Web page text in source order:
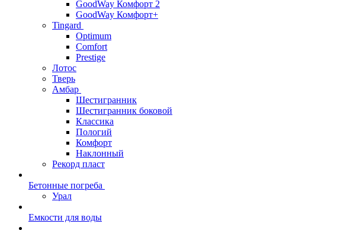
GoodWay Комфорт 2
GoodWay Комфорт+
Tingard
Optimum
Comfort
Prestige
Лотос
Тверь
Амбар
Шестигранник
Шестигранник боковой
Классика
Пологий
Комфорт
Наклонный
Рекорд пласт
Бетонные погреба
Урал
Емкости для воды